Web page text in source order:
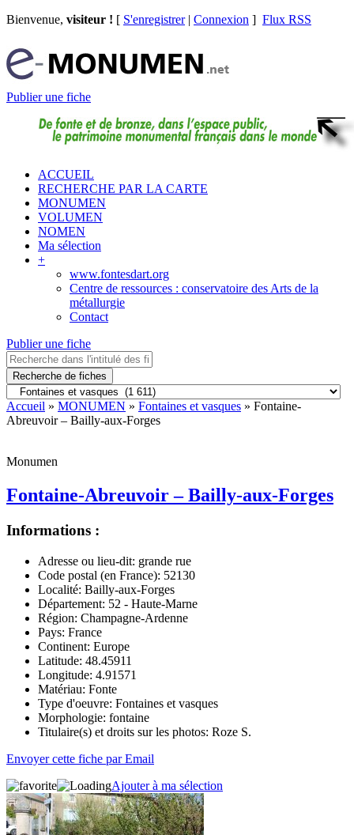
Bienvenue, visiteur ! [ S'enregistrer| Connexion ] Flux RSS
Publier une fiche
ACCUEIL
RECHERCHE PAR LA CARTE
MONUMEN
VOLUMEN
NOMEN
Ma sélection
+
www.fontesdart.org
Centre de ressources : conservatoire des Arts de la
métallurgie
Contact
Publier une fiche
Recherche de fiches
Accueil » MONUMEN » Fontaines et vasques » Fontaine-
Abreuvoir – Bailly-aux-Forges
Monumen
Fontaine-Abreuvoir – Bailly-aux-Forges
Informations :
Adresse ou lieu-dit: grande rue
Code postal (en France): 52130
Localité: Bailly-aux-Forges
Département: 52 - Haute-Marne
Région: Champagne-Ardenne
Pays: France
Continent: Europe
Latitude: 48.45911
Longitude: 4.91571
Matériau: Fonte
Type d'oeuvre: Fontaines et vasques
Morphologie: fontaine
Titulaire(s) et droits sur les photos: Roze S.
Envoyer cette fiche par Email
Ajouter à ma sélection